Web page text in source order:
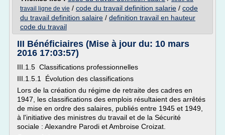
travail ligne de vie / code du travail definition salarie / code
du travail definition salaire / definition travail en hauteur
code du travail
III Bénéficiaires (Mise à jour du: 10 mars
2016 17:03:57)
III.1.5 Classifications professionnelles
III.1.5.1 Évolution des classifications
Lors de la création du régime de retraite des cadres en
1947, les classifications des emplois résultaient des arrêtés
de mise en ordre des salaires, publiés entre 1945 et 1949,
à l'initiative des ministres du travail et de la Sécurité
sociale : Alexandre Parodi et Ambroise Croizat.